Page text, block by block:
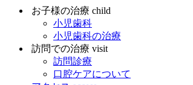
お子様の治療 child
小児歯科
小児歯科の治療
訪問での治療 visit
訪問診療
口腔ケアについて